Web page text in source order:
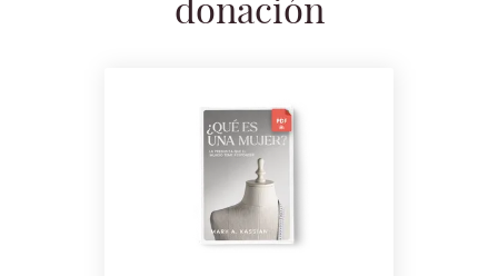
donación